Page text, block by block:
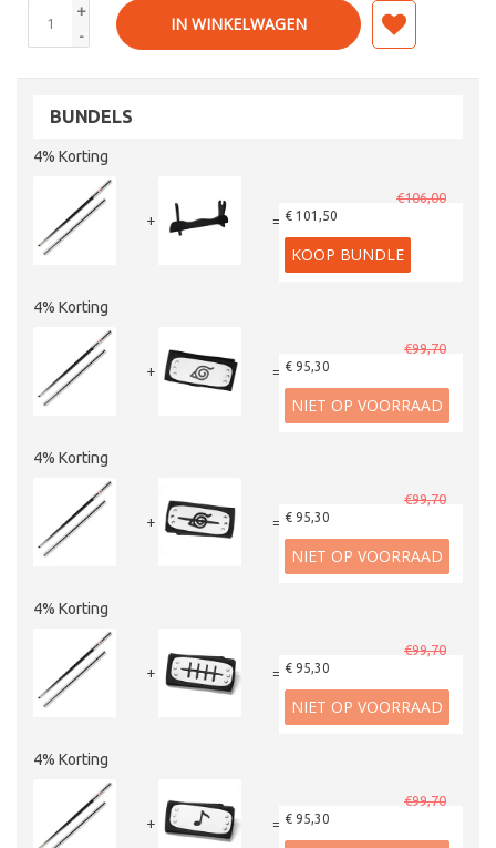
+
-
IN WINKELWAGEN
BUNDELS
4% Korting
+ =
€106,00
€ 101,50
KOOP BUNDLE
4% Korting
+ =
€99,70
€ 95,30
NIET OP VOORRAAD
4% Korting
+ =
€99,70
€ 95,30
NIET OP VOORRAAD
4% Korting
+ =
€99,70
€ 95,30
NIET OP VOORRAAD
4% Korting
+ =
€99,70
€ 95,30